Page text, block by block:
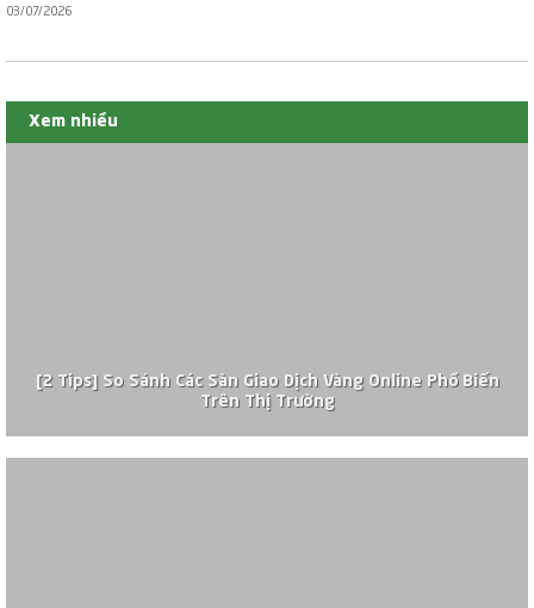
03/07/2026
Xem nhiều
[2 Tips] So Sánh Các Sàn Giao Dịch Vàng Online Phổ Biến
Trên Thị Trường